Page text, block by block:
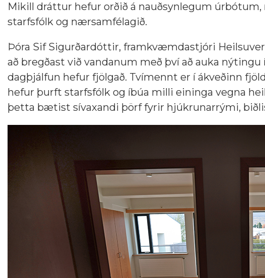
Mikill dráttur hefur orðið á nauðsynlegum
starfsfólk og nærsamfélagið.
Þóra Sif Sigurðardóttir, framkvæmdastjóri
að bregðast við vandanum með því að auka
dagþjálfun hefur fjölgað. Tvímennt er í ákveðinn
hefur þurft starfsfólk og íbúa milli eininga vegna
þetta bætist sívaxandi þörf fyrir hjúkrunarrými,